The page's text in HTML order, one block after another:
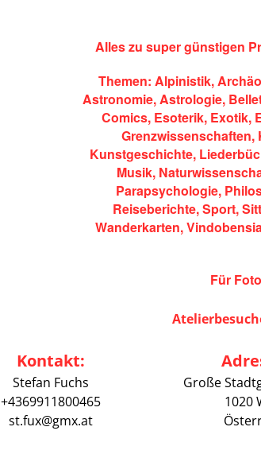
Alles zu super günstigen
Themen: Alpinistik,
Astronomie,Astrologie,
Comics, Esoterik, Exotik,
Grenzwissenschaften,
Kunstgeschichte,
Musik,
Parapsychologie,
Reiseberichte, Sport,
Wanderkarten,
Für
Kontakt:
Stefan Fuchs
+4369911800465
st.fux@gmx.at
Große
1020